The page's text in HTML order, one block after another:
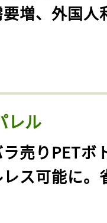
増、外国人
レル
ラ売りPETボ
ス可能に。